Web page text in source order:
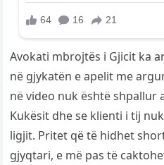
Avokati mbrojtës i Gjicit ka
në gjykatën e apelit me
në video nuk është shpallur
Kukësit dhe se klienti i tij
ligjit. Pritet që të hidhet
gjyqtari, e më pas të